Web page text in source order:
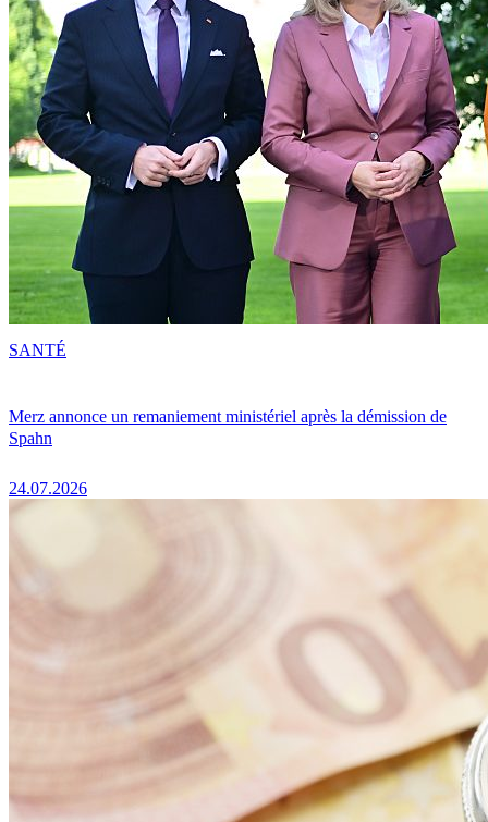
Merz annonce un remaniement ministériel après la démission de
Spahn
24.07.2026
SANTÉ